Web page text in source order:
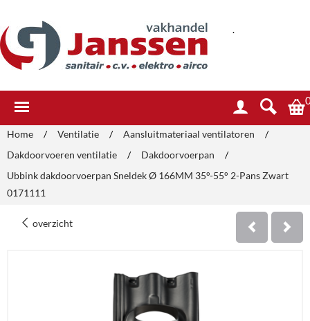
.
Home / Ventilatie / Aansluitmateriaal ventilatoren
/
Dakdoorvoeren ventilatie
/ Dakdoorvoerpan
/
Ubbink dakdoorvoerpan Sneldek Ø 166MM 35°-55° 2-Pans Zwart
0171111
overzicht